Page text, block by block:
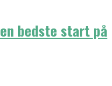
bedste start på